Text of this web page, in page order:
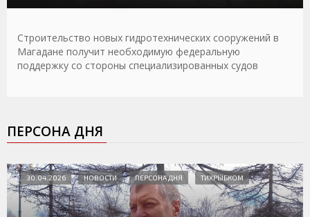
Строительство новых гидротехнических сооружений в
Магадане получит необходимую федеральную
поддержку со стороны специализированных судов
ПЕРСОНА ДНЯ
30.04.2026 НОВОСТИ ПЕРСОНА ДНЯ ТИХРЫБКОМ